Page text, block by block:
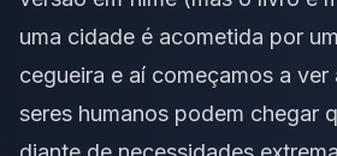
uma cidade é acometida por
cegueira e aí começamos a
seres humanos podem chegar